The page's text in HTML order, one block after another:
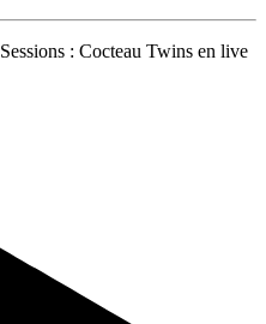
: Cocteau Twins en live